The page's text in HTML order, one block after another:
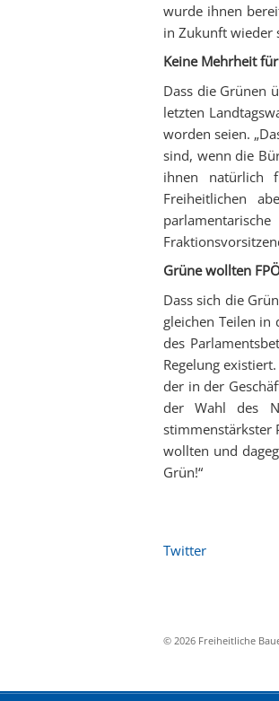
wurde ihnen
in Zukunft wieder
Keine Mehrheit
Dass die Grünen
letzten
worden seien.
sind, wenn die
ihnen natürlich
Freiheitlichen
Grüne wollten
Dass sich die
gleichen Teilen in
des
Regelung
der in der
der Wahl des
stimmenstärkster
wollten und
Grün!“
Twitter
© 2026 Freiheitliche